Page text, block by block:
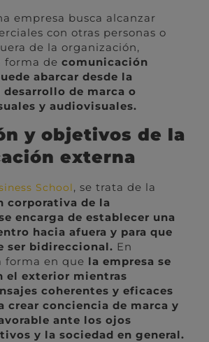
empresa busca alcanzar
con otras personas o
de la organización,
forma decomunicación
abarcar desde la
de marca o
y audiovisuales.
y objetivos de la
externa
School, se trata de la
corporativa de la
encarga de establecer una
hacia afuera y para que
ser bidireccional. En
forma en que la empresa se
el exterior mientras
coherentes y eficaces
crear conciencia de marca y
ante los ojos
y la sociedad en general.